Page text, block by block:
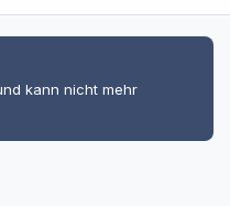
kann nicht mehr